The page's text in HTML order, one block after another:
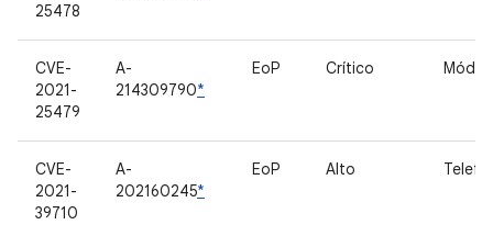
25478
CVE-
2021-
25479
A-
214309790*
EoP Crítico
CVE-
2021-
39710
A-
202160245*
EoP Alto